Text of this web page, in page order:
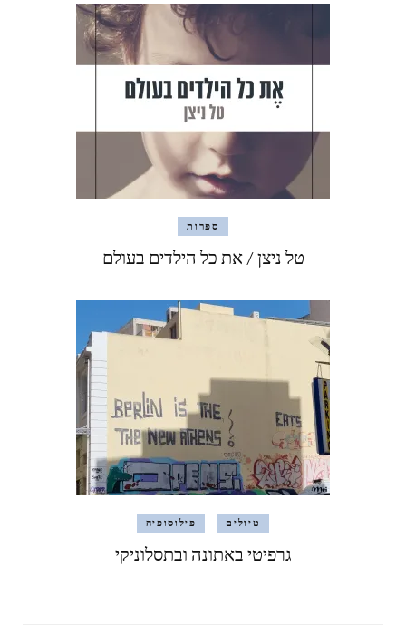
ספרות
טל ניצן / את כל הילדים בעולם
טיולים פילוסופיה
גרפיטי באתונה ובתסלוניקי